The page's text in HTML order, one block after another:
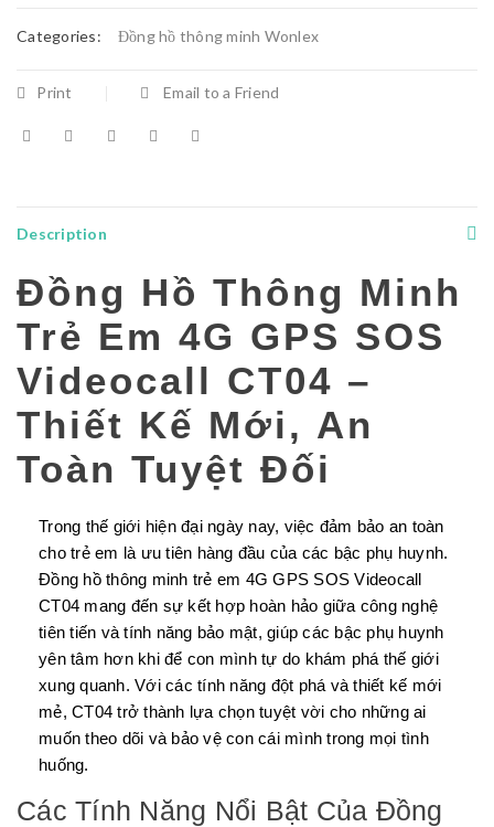
Categories: Đồng hồ thông minh Wonlex
Print Email to a Friend
Description
Đồng Hồ Thông Minh
Trẻ Em 4G GPS SOS
Videocall CT04 –
Thiết Kế Mới, An
Toàn Tuyệt Đối
Trong thế giới hiện đại ngày nay, việc đảm bảo an toàn
cho trẻ em là ưu tiên hàng đầu của các bậc phụ huynh.
Đồng hồ thông minh trẻ em 4G GPS SOS Videocall
CT04 mang đến sự kết hợp hoàn hảo giữa công nghệ
tiên tiến và tính năng bảo mật, giúp các bậc phụ huynh
yên tâm hơn khi để con mình tự do khám phá thế giới
xung quanh. Với các tính năng đột phá và thiết kế mới
mẻ, CT04 trở thành lựa chọn tuyệt vời cho những ai
muốn theo dõi và bảo vệ con cái mình trong mọi tình
huống.
Các Tính Năng Nổi Bật Của Đồng